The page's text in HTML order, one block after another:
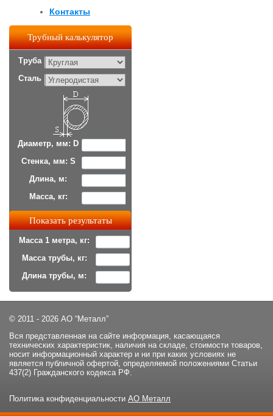
Контакты
Трубный калькулятор
Труба
Сталь
Диаметр, мм: D
Стенка, мм: S
Длина, м:
Масса, кг:
Масса 1 метра, кг:
Масса трубы, кг:
Длина трубы, м:
© 2011 - 2026 АО “Металл”
Вся представленная на сайте информация, касающаяся
технических характеристик, наличия на складе, стоимости товаров,
носит информационный характер и ни при каких условиях не
является публичной офертой, определяемой положениями Статьи
437(2) Гражданского кодекса РФ.
Политика конфиденциальности АО Металл